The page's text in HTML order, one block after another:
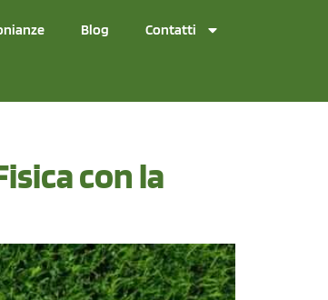
Blog Contatti
con la